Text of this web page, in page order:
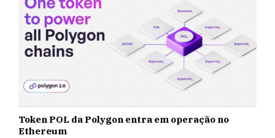
Token POL da Polygon entra em operação no
Ethereum